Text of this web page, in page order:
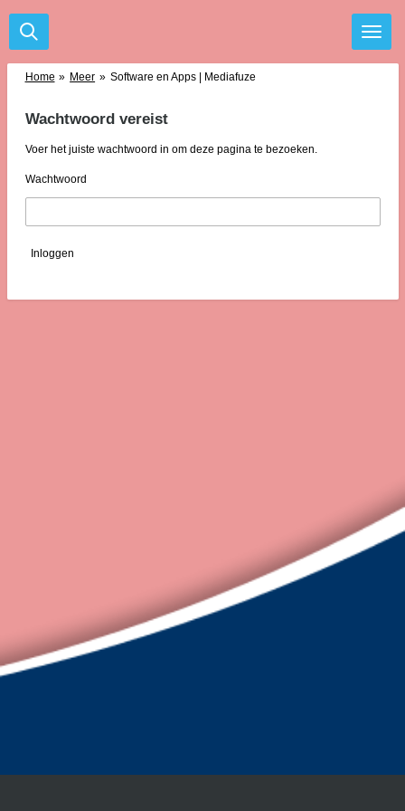
Ga
direct
Home » Meer » Software en Apps | Mediafuze
Wachtwoord vereist
Voer het juiste wachtwoord in om deze pagina te bezoeken.
Wachtwoord
Inloggen